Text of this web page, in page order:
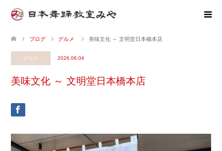
ブログ グルメ 美味文化 ～ 文明堂日本橋本店
グルメ 2026.06.04
美味文化 ～ 文明堂日本橋本店